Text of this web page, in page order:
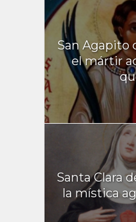
San Agapito
el mártir
Santa Clara
la mística